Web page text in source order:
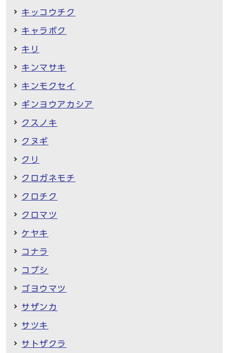
キッコウチク
キャラボク
キリ
キンマサキ
キンモクセイ
ギンヨウアカシア
クスノキ
クヌギ
クリ
クロガネモチ
クロチク
クロマツ
ケヤキ
コナラ
コブシ
ゴヨウマツ
サザンカ
サツキ
サトザクラ